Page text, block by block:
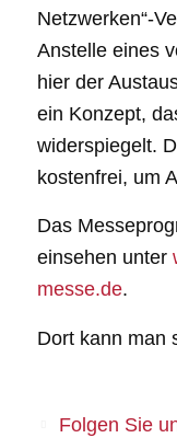
Netzwerken“-
Anstelle eines
hier der
ein Konzept,
widerspiegelt.
kostenfrei, um
Das
einsehen unter
messe.de.
Dort kann man
Folgen Sie